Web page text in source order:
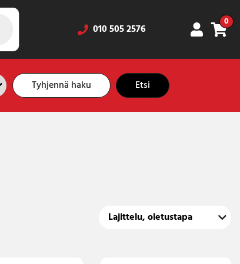
010 505 2576
0
Tyhjennä haku Etsi